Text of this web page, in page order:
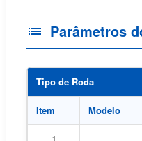
Parâmetros
Tipo de Roda
Item Modelo